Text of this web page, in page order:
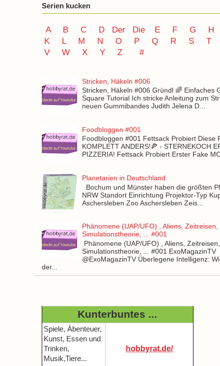
Serien kucken
A B C D Der Die E F G
H
K
L M N O P Q R S
T
V
W X Y Z #
Stricken, Häkeln #006
Stricken, Häkeln #006 Gründl 🌈 Einfaches
Square Tutorial Ich stricke Anleitung zum
neuen Gummibandes Judith Jelena D...
Foodbloggen #001
Foodbloggen #001 Fettsack Probiert Diese
KOMPLETT ANDERS!🍕 - STERNEKOCH
PIZZERIA! Fettsack Probiert Erster Fake
Planetarien in Deutschland
Bochum und Münster haben die größten
NRW Standort Einrichtung Projektor-Typ
Aschersleben Zoo Aschersleben Zeis...
Phänomene (UAP/UFO) , Aliens, Zeitreisen,
Simulationstheorie, ... #001
Phänomene (UAP/UFO) , Aliens, Zeitreisen,
Simulationstheorie, ... #001 ExoMagazinTV
@ExoMagazinTV Überlegene Intelligenz:
der...
Kunterbuntes ...
Spiele, Ábenteuer,
Kunst, Essen und
Trinken,
Musik,Tiere...
hobbyrat.de/